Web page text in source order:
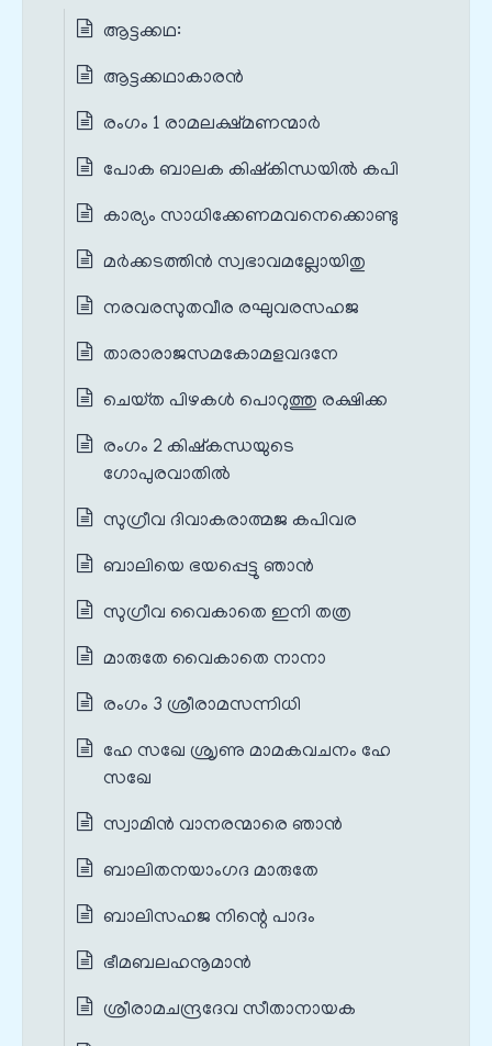
ആട്ടക്കഥ:
ആട്ടക്കഥാകാരൻ
രംഗം 1 രാമലക്ഷ്മണന്മാർ
പോക ബാലക കിഷ്‌കിന്ധയില്‍ കപി
കാര്യം സാധിക്കേണമവനെക്കൊണ്ടു
മര്‍ക്കടത്തിന്‍ സ്വഭാവമല്ലോയിതു
നരവരസുതവീര രഘുവരസഹജ
താരാരാജസമകോമളവദനേ
ചെയ്‌ത പിഴകള്‍ പൊറുത്തു രക്ഷിക്ക
രംഗം 2 കിഷ്കന്ധയുടെ
ഗോപുരവാതിൽ
സുഗ്രീവ ദിവാകരാത്മജ കപിവര
ബാലിയെ ഭയപ്പെട്ടു ഞാന്‍
സുഗ്രീവ വൈകാതെ ഇനി തത്ര
മാരുതേ വൈകാതെ നാനാ
രംഗം 3 ശ്രീരാമസന്നിധി
ഹേ സഖേ ശ്രൃണു മാമകവചനം ഹേ
സഖേ
സ്വാമിന്‍ വാനരന്മാരെ ഞാന്‍
ബാലിതനയാംഗദ മാരുതേ
ബാലിസഹജ നിന്റെ പാദം
ഭീമബലഹനൂമാന്‍
ശ്രീരാമചന്ദ്രദേവ സീതാനായക